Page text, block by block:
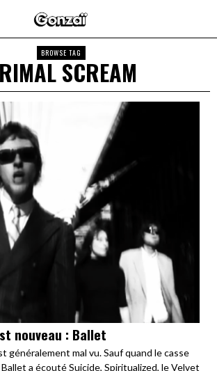
BROWSE TAG
SCREAM
nouveau : Ballet
généralement mal vu. Sauf quand le casse
a écouté Suicide, Spiritualized, le Velvet